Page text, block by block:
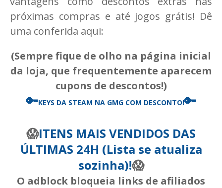
próximas compras e até jogos grátis! Dê
uma conferida aqui:
(Sempre fique de olho na página inicial
da loja, que frequentemente aparecem
cupons de descontos!)
🔑KEYS DA STEAM NA GMG COM DESCONTO!🔑
😱ITENS MAIS VENDIDOS DAS
ÚLTIMAS 24H (Lista se atualiza
sozinha)!😱
O adblock bloqueia links de afiliados